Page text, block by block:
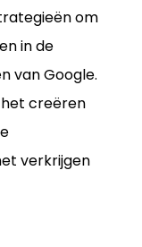
om
in de
van Google.
creëren
verkrijgen